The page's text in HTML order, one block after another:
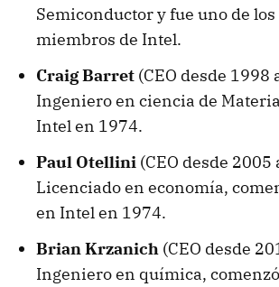
Semiconductor y fue uno de
miembros de Intel.
Craig Barret (CEO desde 1998
Ingeniero en ciencia de
Intel en 1974.
Paul Otellini (CEO desde 2005
Licenciado en economía,
en Intel en 1974.
Brian Krzanich (CEO desde
Ingeniero en química,